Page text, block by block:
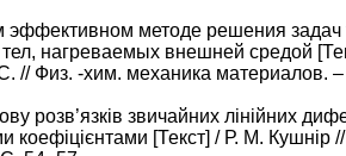
методе решения задач
нагреваемых внешней средой
// Физ. -хим. механика материалов.
розв’язків звичайних лінійних
коефіцієнтами [Текст] / Р. М.